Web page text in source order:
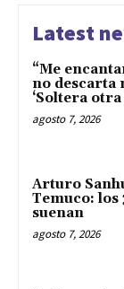
Latest
“Me
no descarta
‘Soltera otra
agosto 7, 2026
Arturo
Temuco: los
suenan
agosto 7, 2026